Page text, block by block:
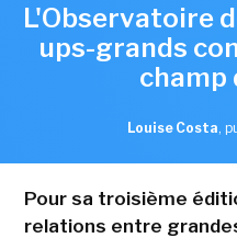
L'Observatoire
ups-grands
champ
Louise Costa,
Pour sa troisième
relations entre